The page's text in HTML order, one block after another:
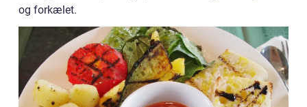
og forkælet.